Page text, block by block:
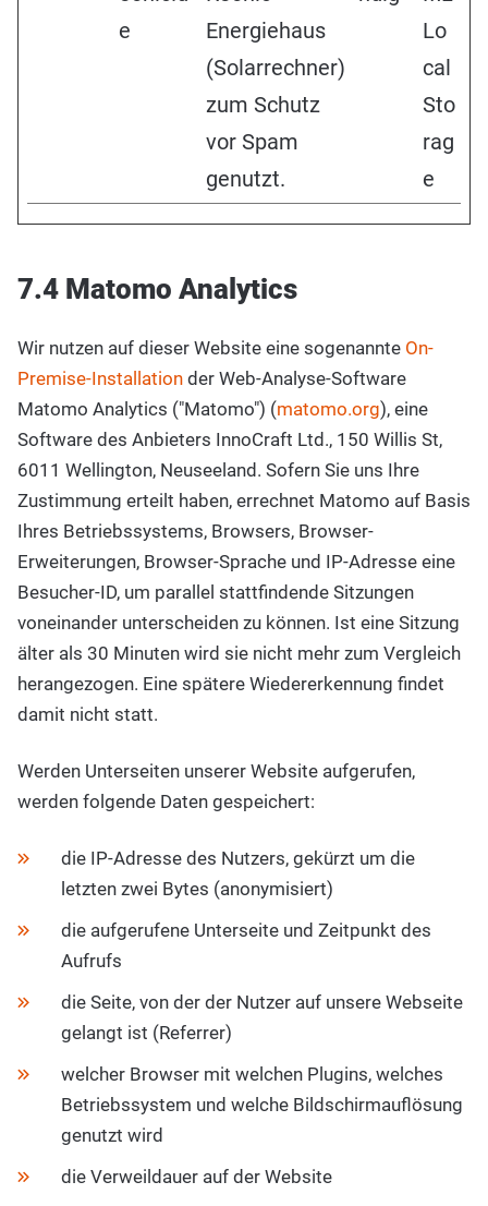
e
Energiehaus
(Solarrechner)
zum Schutz
vor Spam
genutzt.
Lo
cal
Sto
rag
e
7.4 Matomo Analytics
Wir nutzen auf dieser Website eine sogenannte On-
Premise-Installation der Web-Analyse-Software
Matomo Analytics ("Matomo") (matomo.org), eine
Software des Anbieters InnoCraft Ltd., 150 Willis St,
6011 Wellington, Neuseeland. Sofern Sie uns Ihre
Zustimmung erteilt haben, errechnet Matomo auf Basis
Ihres Betriebssystems, Browsers, Browser-
Erweiterungen, Browser-Sprache und IP-Adresse eine
Besucher-ID, um parallel stattfindende Sitzungen
voneinander unterscheiden zu können. Ist eine Sitzung
älter als 30 Minuten wird sie nicht mehr zum Vergleich
herangezogen. Eine spätere Wiedererkennung findet
damit nicht statt.
Werden Unterseiten unserer Website aufgerufen,
werden folgende Daten gespeichert:
die IP-Adresse des Nutzers, gekürzt um die
letzten zwei Bytes (anonymisiert)
die aufgerufene Unterseite und Zeitpunkt des
Aufrufs
die Seite, von der der Nutzer auf unsere Webseite
gelangt ist (Referrer)
welcher Browser mit welchen Plugins, welches
Betriebssystem und welche Bildschirmauflösung
genutzt wird
die Verweildauer auf der Website